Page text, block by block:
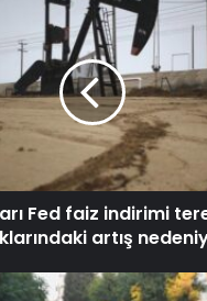
Fed faiz indirimi
artış